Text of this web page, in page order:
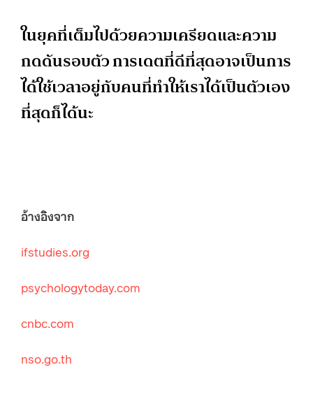
ในยุคที่เต็มไปด้วยความเครียดและความ
กดดันรอบตัว การเดตที่ดีที่สุดอาจเป็นการ
ได้ใช้เวลาอยู่กับคนที่ทำให้เราได้เป็นตัวเอง
ที่สุดก็ได้นะ
อ้างอิงจาก
ifstudies.org
psychologytoday.com
cnbc.com
nso.go.th